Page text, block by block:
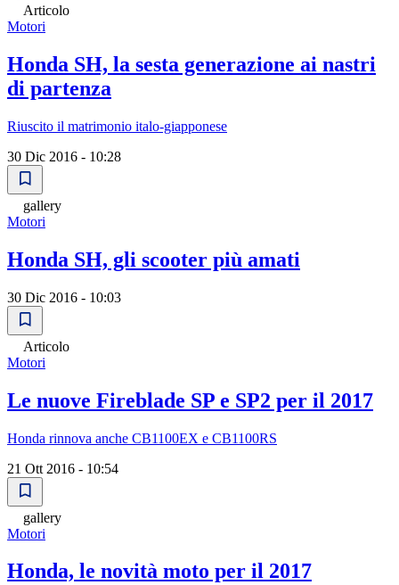
Articolo
Motori
Honda SH, la sesta generazione ai nastri
di partenza
Riuscito il matrimonio italo-giapponese
30 Dic 2016 - 10:28
gallery
Motori
Honda SH, gli scooter più amati
30 Dic 2016 - 10:03
Articolo
Motori
Le nuove Fireblade SP e SP2 per il 2017
Honda rinnova anche CB1100EX e CB1100RS
21 Ott 2016 - 10:54
gallery
Motori
Honda, le novità moto per il 2017